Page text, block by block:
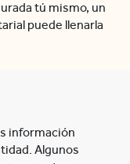
tú mismo, un
puede llenarla
información
Algunos